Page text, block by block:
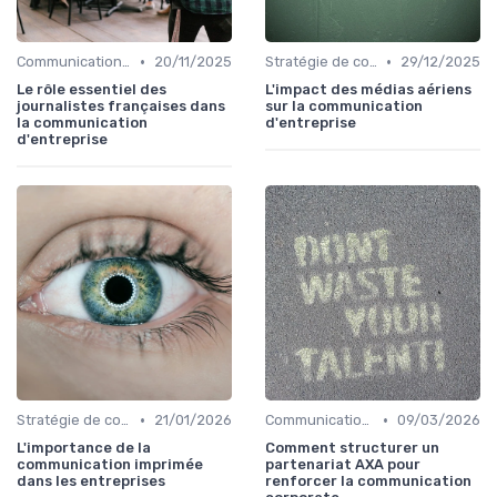
Communication corporate •
20/11/2025
Le rôle essentiel des
journalistes françaises dans
la communication
d'entreprise
Stratégie de communication d’entreprise •
29/12/2025
L'impact des médias aériens
sur la communication
d'entreprise
Stratégie de communication d’entreprise •
21/01/2026
L'importance de la
communication imprimée
dans les entreprises
Communication corporate • 09/03/2026
Comment structurer un
partenariat AXA pour
renforcer la communication